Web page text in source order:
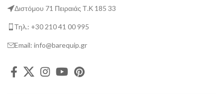
Διστόμου 71 Πειραιάς Τ.Κ 185 33
Τηλ.: +30 210 41 00 995
Email: info@barequip.gr